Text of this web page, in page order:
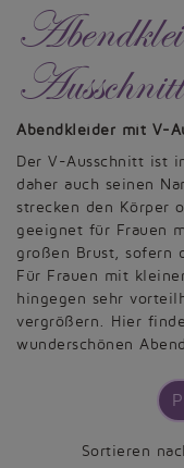
Ausschnitt
Abendkleider mit V-
Der V-Ausschnitt ist
daher auch seinen
strecken den Körper
geeignet für Frauen
großen Brust, sofern
Für Frauen mit
hingegen sehr
vergrößern. Hier
wunderschönen
Sortieren